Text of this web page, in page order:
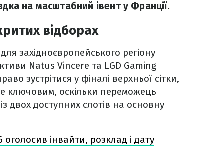
на масштабний івент у Франції.
відборах
західноєвропейського регіону
Natus Vincere та LGD Gaming
зустрітися у фіналі верхньої сітки,
ключовим, оскільки переможець
двох доступних слотів на основну
інвайти, розклад і дату